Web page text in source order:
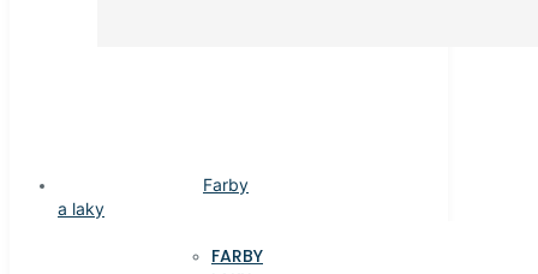
Farby
a laky
FARBY